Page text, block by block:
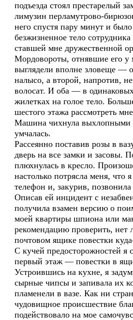
подъезда стоял престарелый
лимузин перламутрово-
него спустя пару минут и
безжизненное тело
ставшей мне дружественной
Мордовороты, отнявшие его у
выглядели вполне зловеще —
налысо, а второй, напротив,
волосат. И оба — в
жилетках на голое тело.
шестого этажа рассмотреть
Машина чихнула выхлопными
умчалась.
Рассеянно поставив розы в
дверь на все замки и засовы.
плюхнулась в кресло.
настолько потрясла меня, что
телефон и, закурив, позвонила
Описав ей инцидент с
получила взамен версию о
моей квартиры шпиона или
рекомендацию проверить, нет
почтовом ящике повестки
С кучей предосторожностей я
первый этаж — повестки в
Устроившись на кухне, я
сырные чипсы и запивала их
пламенели в вазе. Как ни
чудовищное происшествие
подействовало на мое